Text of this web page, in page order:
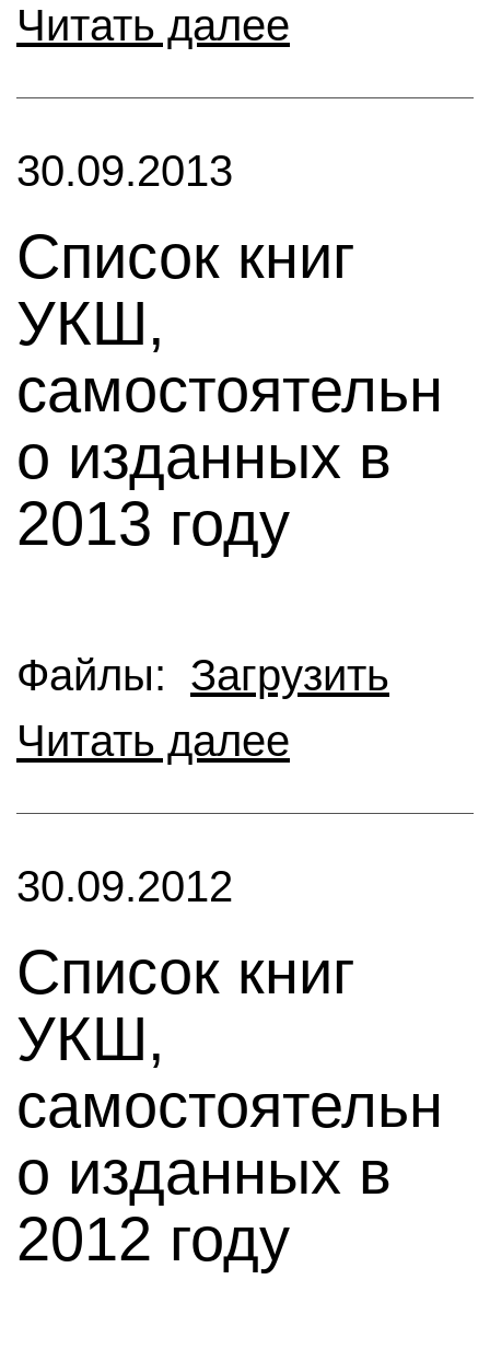
Читать далее
30.09.2013
Cписок книг
УКШ,
самостоятельн
о изданных в
2013 году
Файлы: Загрузить
Читать далее
30.09.2012
Cписок книг
УКШ,
самостоятельн
о изданных в
2012 году